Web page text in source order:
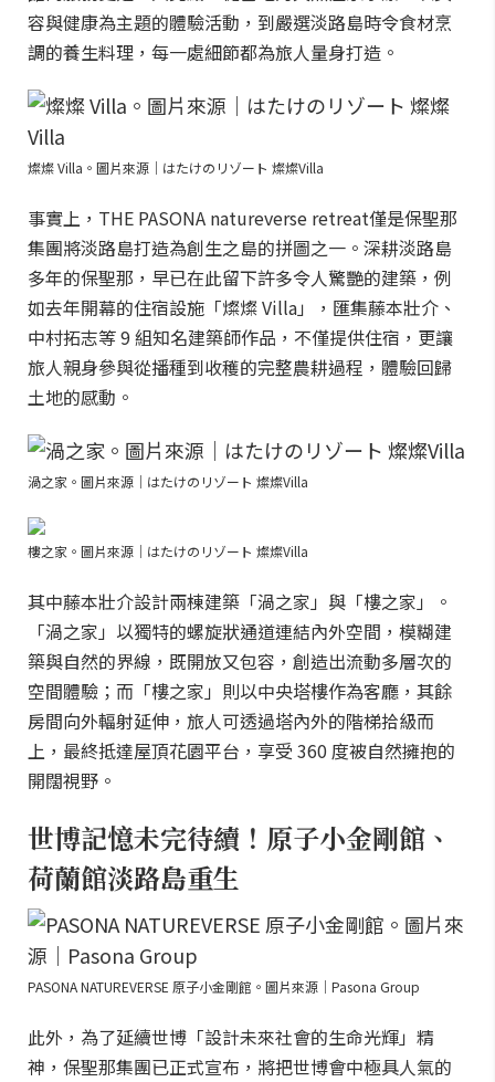
容與健康為主題的體驗活動，到嚴選淡路島時令食材烹
調的養生料理，每一處細節都為旅人量身打造。
燦燦 Villa。圖片來源｜はたけのリゾート 燦燦Villa
事實上，THE PASONA natureverse retreat僅是保聖那
集團將淡路島打造為創生之島的拼圖之一。深耕淡路島
多年的保聖那，早已在此留下許多令人驚艷的建築，例
如去年開幕的住宿設施「燦燦 Villa」，匯集藤本壯介、
中村拓志等 9 組知名建築師作品，不僅提供住宿，更讓
旅人親身參與從播種到收穫的完整農耕過程，體驗回歸
土地的感動。
渦之家。圖片來源｜はたけのリゾート 燦燦Villa
樓之家。圖片來源｜はたけのリゾート 燦燦Villa
其中藤本壯介設計兩棟建築「渦之家」與「樓之家」。
「渦之家」以獨特的螺旋狀通道連結內外空間，模糊建
築與自然的界線，既開放又包容，創造出流動多層次的
空間體驗；而「樓之家」則以中央塔樓作為客廳，其餘
房間向外輻射延伸，旅人可透過塔內外的階梯拾級而
上，最終抵達屋頂花園平台，享受 360 度被自然擁抱的
開闊視野。
世博記憶未完待續！原子小金剛館、
荷蘭館淡路島重生
PASONA NATUREVERSE 原子小金剛館。圖片來源｜Pasona Group
此外，為了延續世博「設計未來社會的生命光輝」精
神，保聖那集團已正式宣布，將把世博會中極具人氣的